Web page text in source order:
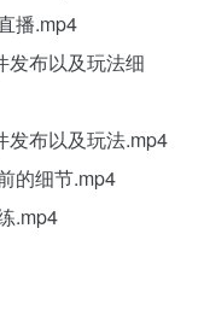
播.mp4
发布以及玩法细
发布以及玩法.mp4
的细节.mp4
.mp4